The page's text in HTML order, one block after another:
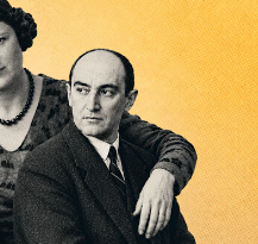
Wir verlassen die
journalistische Filterblase,
in der sich viele
eingerichtet haben. Wir
öffnen Fenster und
bringen frische Luft in die
engen und verstaubten